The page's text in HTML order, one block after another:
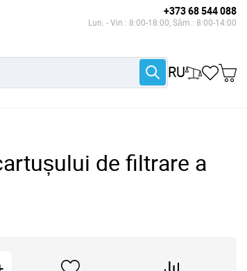
+373 68 544 088
Lun. - Vin.: 8:00-18:00, Sâm.: 8:00-14:00
RU
de filtrare a